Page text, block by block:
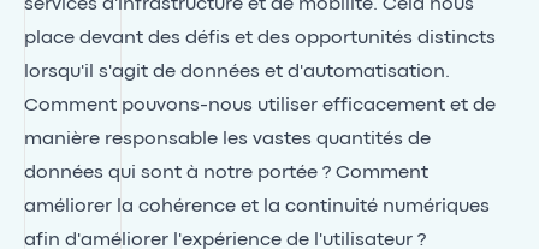
services d'infrastructure et de mobilité. Cela nous
place devant des défis et des opportunités distincts
lorsqu'il s'agit de données et d'automatisation.
Comment pouvons-nous utiliser efficacement et de
manière responsable les vastes quantités de
données qui sont à notre portée ? Comment
améliorer la cohérence et la continuité numériques
afin d'améliorer l'expérience de l'utilisateur ?